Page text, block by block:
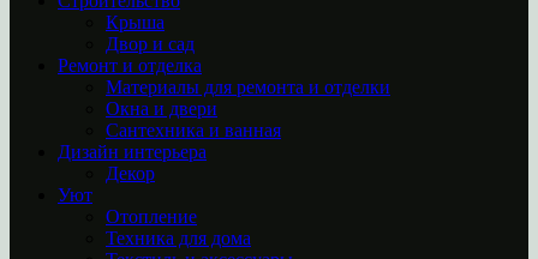
Крыша
Двор и сад
Ремонт и отделка
Материалы для ремонта и отделки
Окна и двери
Сантехника и ванная
Дизайн интерьера
Декор
Уют
Отопление
Техника для дома